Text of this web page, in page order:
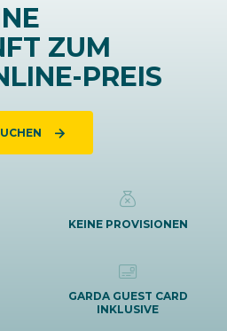
ZUM
PREIS
KEINE PROVISIONEN
GARDA GUEST CARD
INKLUSIVE